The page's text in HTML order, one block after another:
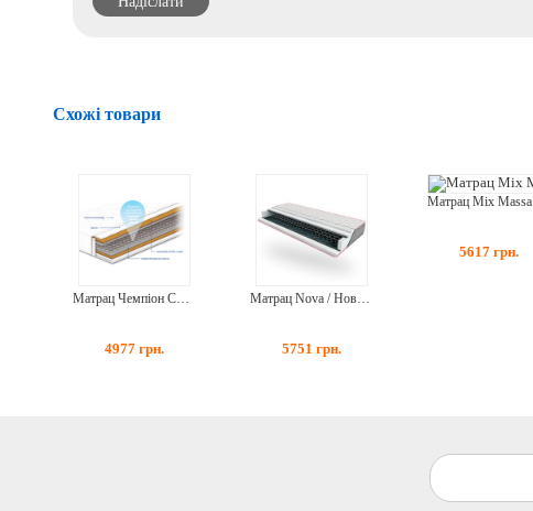
Схожі товари
4977 грн. 5751 грн.
5617 грн.